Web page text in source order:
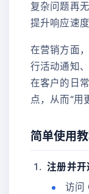
复杂问题再
提升响应速度
在营销方面
行活动通知
在客户的日
点，从而“用
简单使用
注册并开
访问